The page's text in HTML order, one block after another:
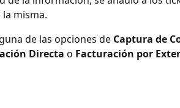
misma.
de las opciones de Captura de
Directa o Facturación por